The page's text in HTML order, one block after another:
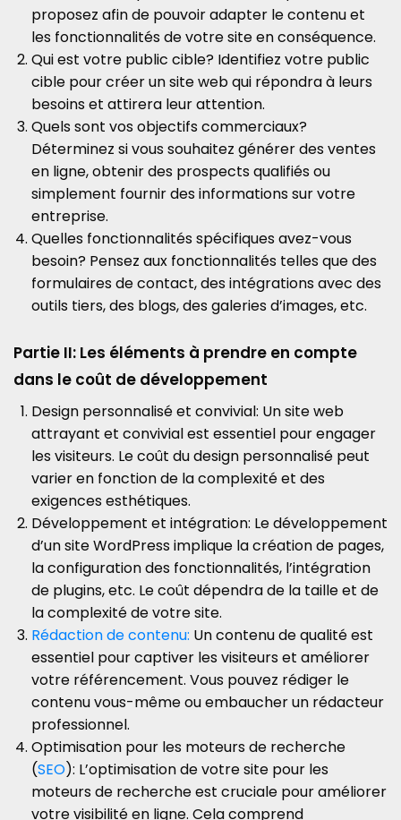
proposez afin de pouvoir adapter le contenu et
les fonctionnalités de votre site en conséquence.
Qui est votre public cible? Identifiez votre public
cible pour créer un site web qui répondra à leurs
besoins et attirera leur attention.
Quels sont vos objectifs commerciaux?
Déterminez si vous souhaitez générer des ventes
en ligne, obtenir des prospects qualifiés ou
simplement fournir des informations sur votre
entreprise.
Quelles fonctionnalités spécifiques avez-vous
besoin? Pensez aux fonctionnalités telles que des
formulaires de contact, des intégrations avec des
outils tiers, des blogs, des galeries d’images, etc.
Partie II: Les éléments à prendre en compte
dans le coût de développement
Design personnalisé et convivial: Un site web
attrayant et convivial est essentiel pour engager
les visiteurs. Le coût du design personnalisé peut
varier en fonction de la complexité et des
exigences esthétiques.
Développement et intégration: Le développement
d’un site WordPress implique la création de pages,
la configuration des fonctionnalités, l’intégration
de plugins, etc. Le coût dépendra de la taille et de
la complexité de votre site.
Rédaction de contenu: Un contenu de qualité est
essentiel pour captiver les visiteurs et améliorer
votre référencement. Vous pouvez rédiger le
contenu vous-même ou embaucher un rédacteur
professionnel.
Optimisation pour les moteurs de recherche
(SEO): L’optimisation de votre site pour les
moteurs de recherche est cruciale pour améliorer
votre visibilité en ligne. Cela comprend